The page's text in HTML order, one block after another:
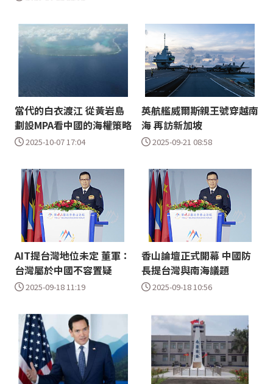
當代的白衣渡江 從黃岩島
劃設MPA看中國的海權策略
2025-10-07 17:04
英航艦威爾斯親王號穿越南
海 再訪新加坡
2025-09-21 08:58
AIT提台灣地位未定 董軍：
台灣屬於中國不容置疑
2025-09-18 11:19
香山論壇正式開幕 中國防
長提台灣與南海議題
2025-09-18 10:56